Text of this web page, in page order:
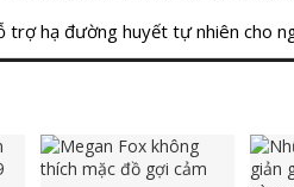
trợ hạ đường huyết tự nhiên cho